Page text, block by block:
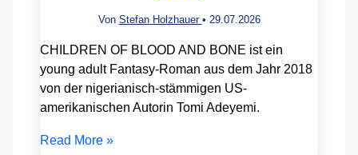
Von Stefan Holzhauer • 29.07.2026
CHILDREN OF BLOOD AND BONE ist ein
young adult Fantasy-Roman aus dem Jahr 2018
von der nigerianisch-stämmigen US-
amerikanischen Autorin Tomi Adeyemi.
Read More »